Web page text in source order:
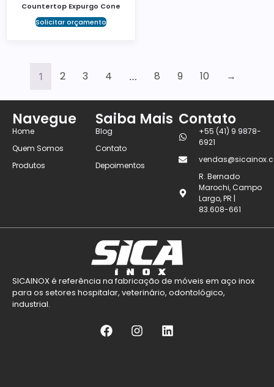
Countertop Expurgo Cone
Solicitar orçamento
1 2 3 4 … 8 9 10 →
Navegue
Home
Quem Somos
Produtos
Saiba Mais
Blog
Contato
Depoimentos
Contato
+55 (41) 9 9878-
6921
R. Bernado
Marochi, Campo
Largo, PR |
83.608-661
SICAINOX é referência na fabricação de móveis em aço inox
para os setores hospitalar, veterinário, odontológico,
industrial.